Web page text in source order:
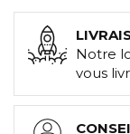
Notre
vous